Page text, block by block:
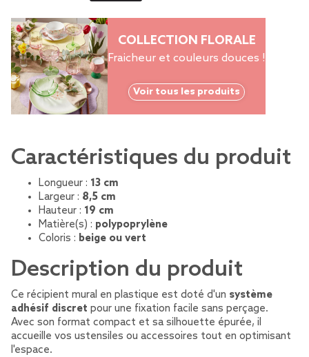
COLLECTION FLORALE
Fraicheur et couleurs douces !
Voir tous les produits
Caractéristiques du produit
Longueur : 13 cm
Largeur : 8,5 cm
Hauteur : 19 cm
Matière(s) : polypoprylène
Coloris : beige ou vert
Description du produit
Ce récipient mural en plastique est doté d'un système
adhésif discret pour une fixation facile sans perçage.
Avec son format compact et sa silhouette épurée, il
accueille vos ustensiles ou accessoires tout en optimisant
l'espace.